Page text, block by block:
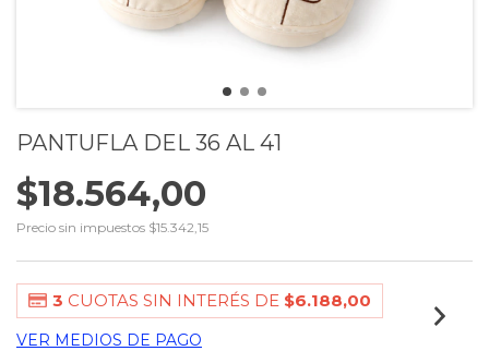
PANTUFLA DEL 36 AL 41
$18.564,00
Precio sin impuestos $15.342,15
3 CUOTAS SIN INTERÉS DE $6.188,00
VER MEDIOS DE PAGO